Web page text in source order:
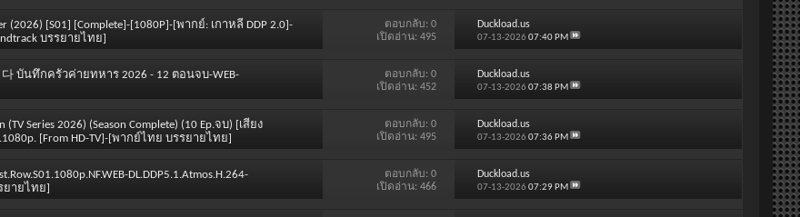
[S01] [Complete]-[1080P]-[พากย์: เกาหลี DDP 2.0]-
บรรยายไทย]
ตอบกลับ:0
เปิดอ่าน: 495
Duckload.us
07-13-2026 07:40 PM
다 บันทึกครัวค่ายทหาร 2026 - 12 ตอนจบ-WEB-
ตอบกลับ:0
เปิดอ่าน: 452
Duckload.us
07-13-2026 07:38 PM
Series 2026) (Season Complete) (10 Ep.จบ) [เสียง
[From HD-TV]-[พากย์ไทย บรรยายไทย]
ตอบกลับ:0
เปิดอ่าน: 495
Duckload.us
07-13-2026 07:36 PM
DL.DDP5.1.Atmos.H.264-
ยายไทย]
ตอบกลับ:0
เปิดอ่าน: 466
Duckload.us
07-13-2026 07:29 PM